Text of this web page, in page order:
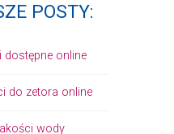
POSTY:
dostępne online
do zetora online
wody